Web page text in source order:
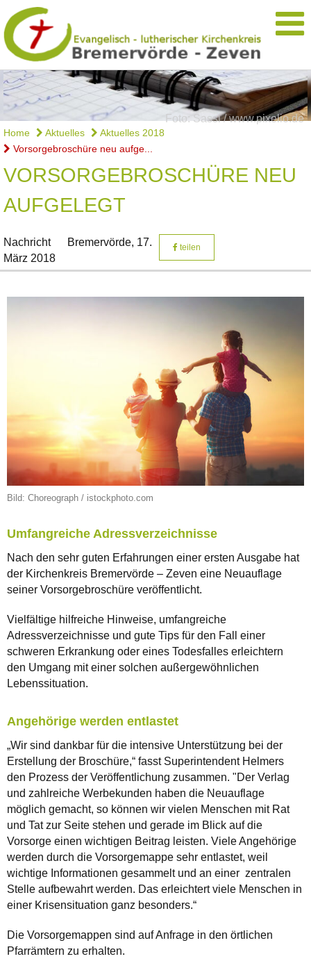
Foto: Sassi / www.pixelio.de
Home Aktuelles
Aktuelles 2018
Vorsorgebroschüre neu aufge...
VORSORGEBROSCHÜRE NEU
AUFGELEGT
Nachricht Bremervörde, 17.
März 2018
teilen
Bild: Choreograph / istockphoto.com
Umfangreiche Adressverzeichnisse
Nach den sehr guten Erfahrungen einer ersten Ausgabe hat
der Kirchenkreis Bremervörde – Zeven eine Neuauflage
seiner Vorsorgebroschüre veröffentlicht.
Vielfältige hilfreiche Hinweise, umfangreiche
Adressverzeichnisse und gute Tips für den Fall einer
schweren Erkrankung oder eines Todesfalles erleichtern
den Umgang mit einer solchen außergewöhnlichen
Lebenssituation.
Angehörige werden entlastet
„Wir sind dankbar für die intensive Unterstützung bei der
Erstellung der Broschüre,“ fasst Superintendent Helmers
den Prozess der Veröffentlichung zusammen. "Der Verlag
und zahlreiche Werbekunden haben die Neuauflage
möglich gemacht, so können wir vielen Menschen mit Rat
und Tat zur Seite stehen und gerade im Blick auf die
Vorsorge einen wichtigen Beitrag leisten. Viele Angehörige
werden durch die Vorsorgemappe sehr entlastet, weil
wichtige Informationen gesammelt und an einer zentralen
Stelle aufbewahrt werden. Das erleichtert viele Menschen in
einer Krisensituation ganz besonders.“
Die Vorsorgemappen sind auf Anfrage in den örtlichen
Pfarrämtern zu erhalten.